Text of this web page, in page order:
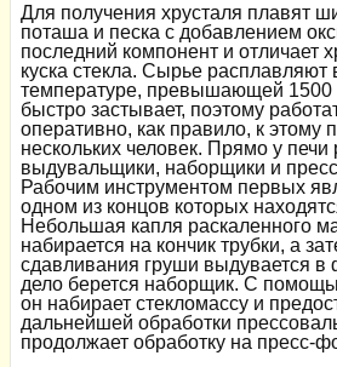
Для получения хрусталя плавят
поташа и песка с добавлением
последний компонент и отличает
куска стекла. Сырье расплавляют
температуре, превышающей 1500
быстро застывает, поэтому
оперативно, как правило, к этому
нескольких человек. Прямо у печи
выдувальщики, наборщики и
Рабочим инструментом первых
одном из концов которых
Небольшая капля раскаленного
набирается на кончик трубки, а
сдавливания груши выдувается в
дело берется наборщик. С
он набирает стекломассу и
дальнейшей обработки
продолжает обработку на пресс-